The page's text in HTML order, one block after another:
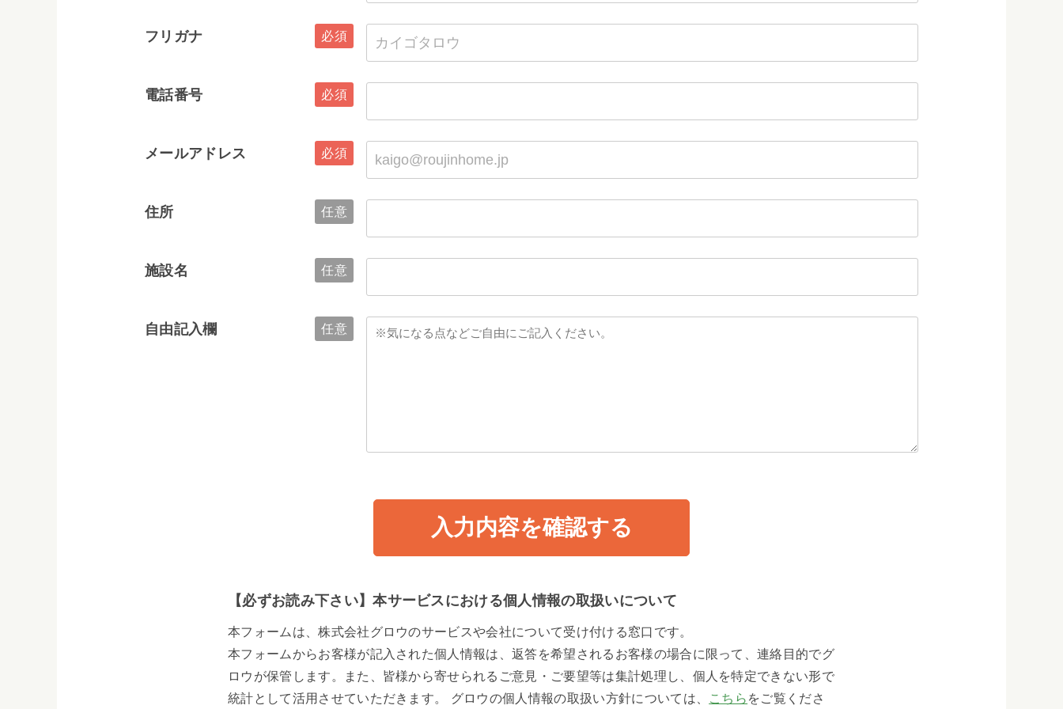
フリガナ
電話番号
メールアドレス
住所
施設名
自由記入欄
【必ずお読み下さい】本サービスにおける個人情報の取扱いについて
本フォームは、株式会社グロウのサービスや会社について受け付ける窓口です。
本フォームからお客様が記入された個人情報は、返答を希望されるお客様の場合に限って、連絡目的でグ
ロウが保管します。また、皆様から寄せられるご意見・ご要望等は集計処理し、個人を特定できない形で
統計として活用させていただきます。 グロウの個人情報の取扱い方針については、
こちら をご覧くださ